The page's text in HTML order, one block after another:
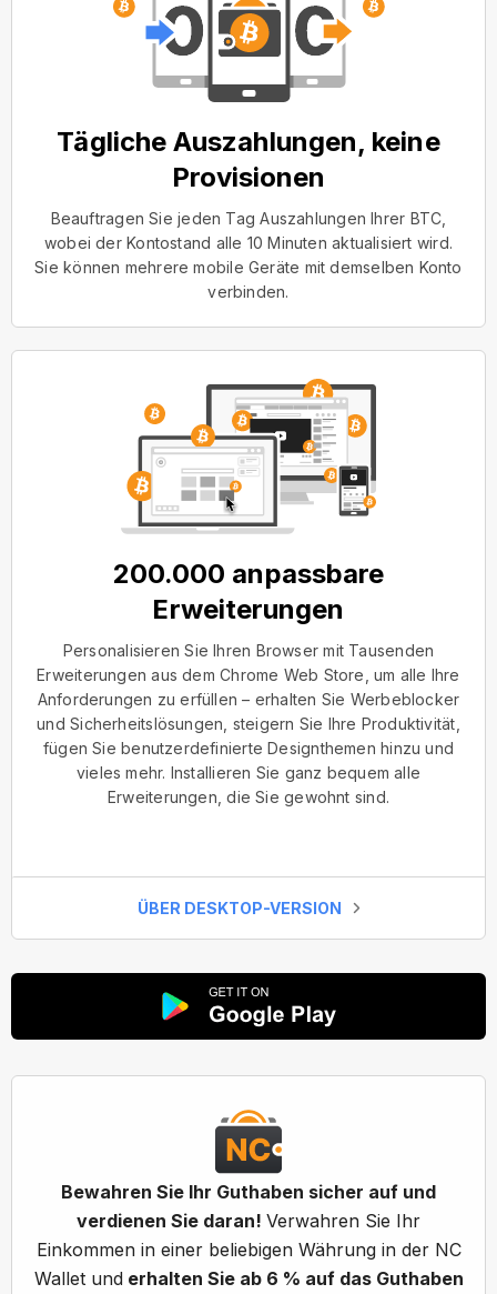
Tägliche Auszahlungen, keine
Provisionen
Beauftragen Sie jeden Tag Auszahlungen Ihrer BTC,
wobei der Kontostand alle 10 Minuten aktualisiert wird.
Sie können mehrere mobile Geräte mit demselben Konto
verbinden.
200.000 anpassbare
Erweiterungen
Personalisieren Sie Ihren Browser mit Tausenden
Erweiterungen aus dem Chrome Web Store, um alle Ihre
Anforderungen zu erfüllen – erhalten Sie Werbeblocker
und Sicherheitslösungen, steigern Sie Ihre Produktivität,
fügen Sie benutzerdefinierte Designthemen hinzu und
vieles mehr. Installieren Sie ganz bequem alle
Erweiterungen, die Sie gewohnt sind.
ÜBER DESKTOP-VERSION
Bewahren Sie Ihr Guthaben sicher auf und
verdienen Sie daran! Verwahren Sie Ihr
Einkommen in einer beliebigen Währung in der NC
Wallet underhalten Sie ab 6 % auf das Guthaben